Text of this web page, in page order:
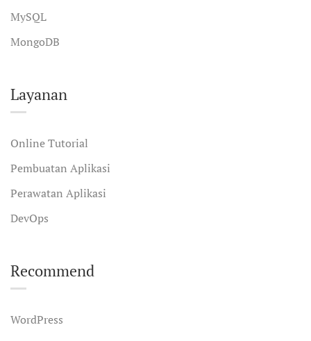
MySQL
MongoDB
Layanan
Online Tutorial
Pembuatan Aplikasi
Perawatan Aplikasi
DevOps
Recommend
WordPress